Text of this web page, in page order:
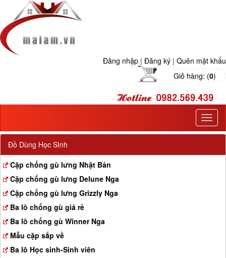
Đăng nhập | Đăng ký | Quên mật khẩu
Giỏ hàng: (0)
T
o
Đồ Dùng Học SInh
Cặp chống gù lưng Nhật Bản
Cặp chống gù lưng Delune Nga
Cặp chống gù lưng Grizzly Nga
Ba lô chống gù giá rẻ
Ba lô chống gù Winner Nga
Mẫu cặp sắp về
Ba lô Học sinh-Sinh viên